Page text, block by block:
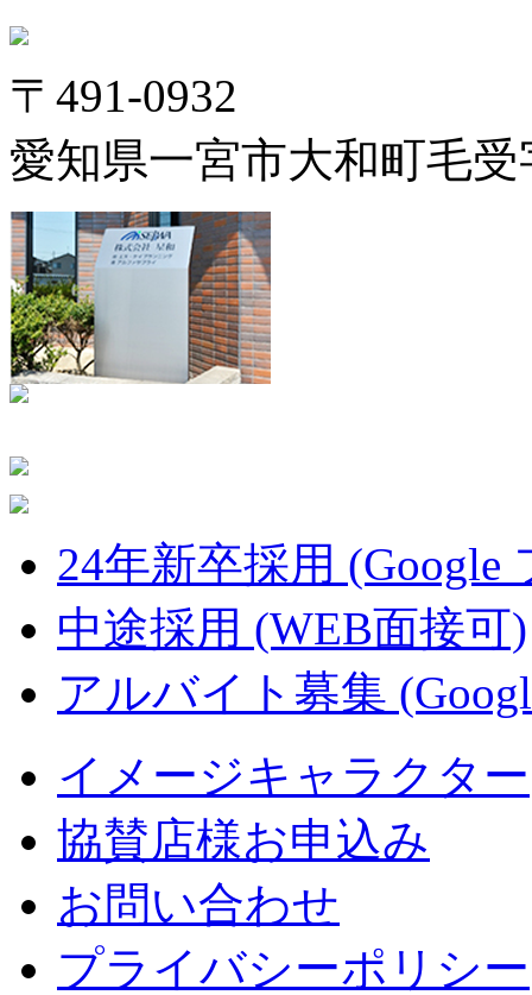
〒491-0932
愛知県一宮市大和町毛受
24年新卒採用 (Google
中途採用 (WEB面接可)
アルバイト募集
イメージキャラクター
協賛店様お申込み
お問い合わせ
プライバシーポリシー